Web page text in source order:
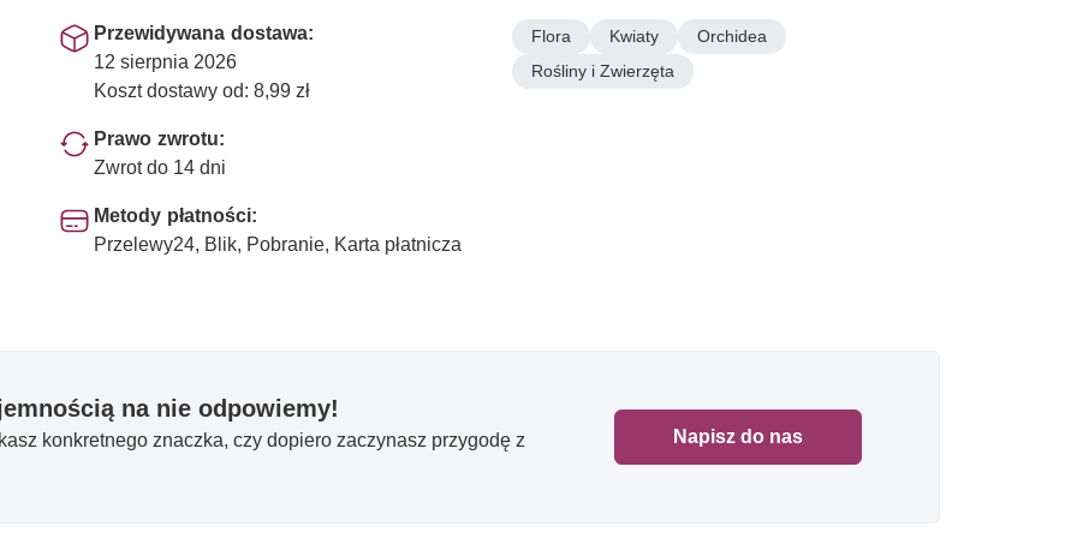
Przewidywana dostawa:
12 sierpnia 2026
Koszt dostawy od: 8,99 zł
Prawo zwrotu:
Zwrot do 14 dni
Metody płatności:
Przelewy24, Blik, Pobranie, Karta płatnicza
Flora Kwiaty
Orchidea
Rośliny i Zwierzęta
na nie odpowiemy!
konkretnego znaczka, czy dopiero zaczynasz przygodę z Napisz do nas